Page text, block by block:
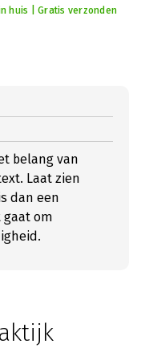
huis | Gratis verzonden
belang van
Laat zien
dan een
gaat om